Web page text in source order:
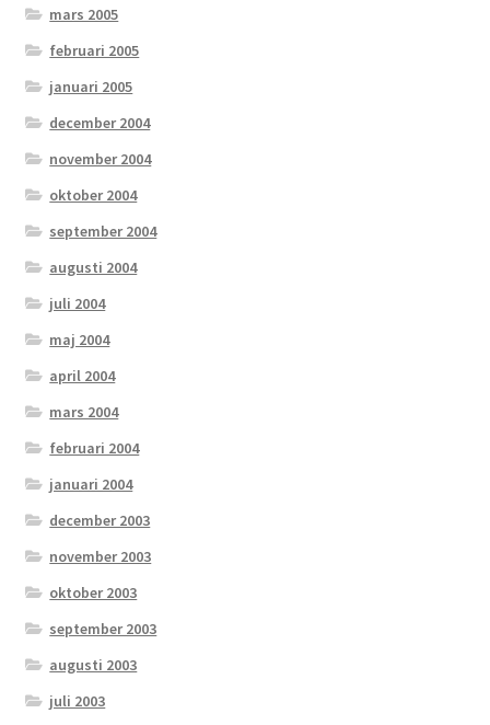
mars 2005
februari 2005
januari 2005
december 2004
november 2004
oktober 2004
september 2004
augusti 2004
juli 2004
maj 2004
april 2004
mars 2004
februari 2004
januari 2004
december 2003
november 2003
oktober 2003
september 2003
augusti 2003
juli 2003